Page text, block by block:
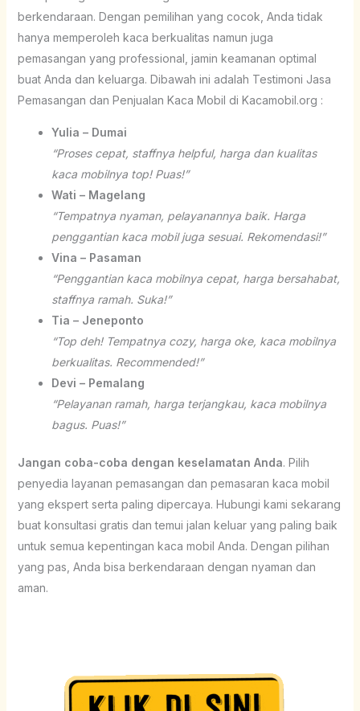
berkendaraan. Dengan pemilihan yang cocok, Anda tidak
hanya memperoleh kaca berkualitas namun juga
pemasangan yang professional, jamin keamanan optimal
buat Anda dan keluarga. Dibawah ini adalah Testimoni Jasa
Pemasangan dan Penjualan Kaca Mobil di Kacamobil.org :
Yulia – Dumai
“Proses cepat, staffnya helpful, harga dan kualitas
kaca mobilnya top! Puas!”
Wati – Magelang
“Tempatnya nyaman, pelayanannya baik. Harga
penggantian kaca mobil juga sesuai. Rekomendasi!”
Vina – Pasaman
“Penggantian kaca mobilnya cepat, harga bersahabat,
staffnya ramah. Suka!”
Tia – Jeneponto
“Top deh! Tempatnya cozy, harga oke, kaca mobilnya
berkualitas. Recommended!”
Devi – Pemalang
“Pelayanan ramah, harga terjangkau, kaca mobilnya
bagus. Puas!”
Jangan coba-coba dengan keselamatan Anda. Pilih
penyedia layanan pemasangan dan pemasaran kaca mobil
yang ekspert serta paling dipercaya. Hubungi kami sekarang
buat konsultasi gratis dan temui jalan keluar yang paling baik
untuk semua kepentingan kaca mobil Anda. Dengan pilihan
yang pas, Anda bisa berkendaraan dengan nyaman dan
aman.